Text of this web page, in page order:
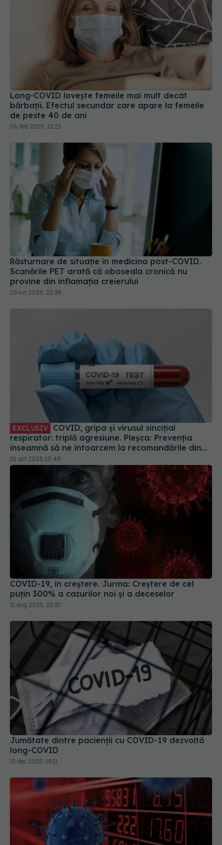
Long-COVID lovește femeile mai mult decât
bărbații. Efectul secundar care apare la femeile
de peste 40 de ani
06 feb 2025, 21:25
Răsturnare de situație în medicina post-COVID.
Scanările PET arată că oboseala cronică nu
provine din inflamația creierului
03 iun 2026, 22:38
EXCLUSIV
respirator: triplă agresiune. Pleșca: Prevenția
înseamnă să ne întoarcem la recomandările din
timpul pandemiei!
01 oct 2023, 10:48
COVID-19, în creștere. Jurma: Creștere de cel
puțin 300% a cazurilor noi și a deceselor
31 aug 2025, 22:37
Jumătate dintre pacienții cu COVID-19 dezvoltă
long-COVID
15 dec 2025, 19:11